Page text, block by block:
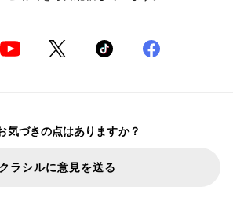
気づきの点はありますか？
クラシルに意見を送る